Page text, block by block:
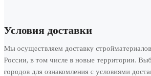
Условия доставки
Мы осуществляем доставку
России, в том числе в новые территории.
городов для ознакомления с условиями